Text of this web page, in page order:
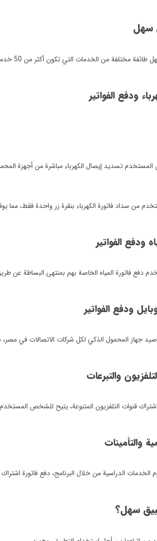
سهل
من 50 خدمة سداد الفواتير، مما يكون حل بشكل عمومي لكل متطلبات التسديدات الإلكترونية للشخص المستخدم، ومن أفضل هذه الخدمات:-
ودفع الفواتير
المستخدم تسديد إيصال الكهرباء مباشرة من أجهزة
من سداد فاتورة الكهرباء بنقرة زر واحدة فقط، مما
ودفع الفواتير
فاتورة المياه الخاصة بهم بمنتهى البساطة عن
ودفع الفواتير
جهاز المحمول الذكي لكل شركات الاتصالات في
والتبرعات
قنوات التلفزيون المتنوعة، يتيح للشخص
والتأمينات
الدراسية من خلال البرنامج، دفع فاتورة اشتراك
سهل؟